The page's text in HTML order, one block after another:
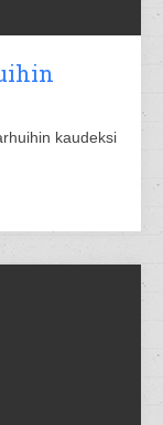
kaudeksi